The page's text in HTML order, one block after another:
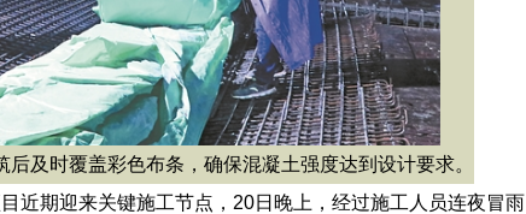
后及时覆盖彩色布条，确保混凝土强度达到设计要求。
近期迎来关键施工节点，20日晚上，经过施工人员连夜冒雨